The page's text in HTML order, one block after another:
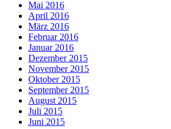
Mai 2016
April 2016
März 2016
Februar 2016
Januar 2016
Dezember 2015
November 2015
Oktober 2015
September 2015
August 2015
Juli 2015
Juni 2015